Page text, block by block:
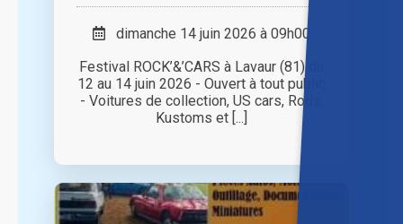
dimanche 14 juin 2026 à 09h00
Festival ROCK’&’CARS à Lavaur (81) du
12 au 14 juin 2026 - Ouvert à tout public
- Voitures de collection, US cars, Rods,
Kustoms et [...]